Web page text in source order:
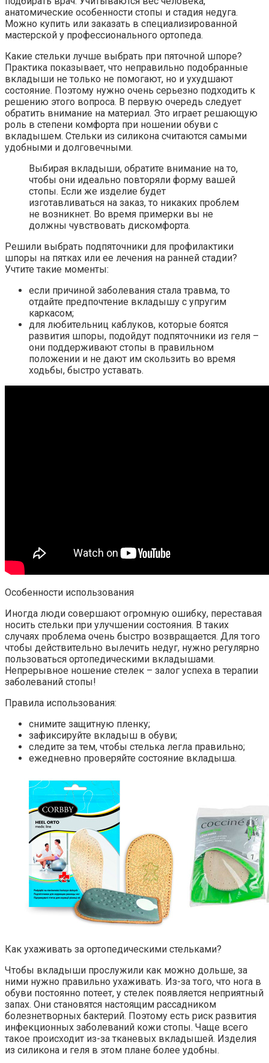
анатомические особенности стопы и стадия недуга.
Можно купить или заказать в специализированной
мастерской у профессионального ортопеда.
Какие стельки лучше выбрать при пяточной шпоре?
Практика показывает, что неправильно подобранные
вкладыши не только не помогают, но и ухудшают
состояние. Поэтому нужно очень серьезно подходить к
решению этого вопроса. В первую очередь следует
обратить внимание на материал. Это играет решающую
роль в степени комфорта при ношении обуви с
вкладышем. Стельки из силикона считаются самыми
удобными и долговечными.
Выбирая вкладыши, обратите внимание на то,
чтобы они идеально повторяли форму вашей
стопы. Если же изделие будет
изготавливаться на заказ, то никаких проблем
не возникнет. Во время примерки вы не
должны чувствовать дискомфорта.
Решили выбрать подпяточники для профилактики
шпоры на пятках или ее лечения на ранней стадии?
Учтите такие моменты:
если причиной заболевания стала травма, то
отдайте предпочтение вкладышу с упругим
каркасом;
для любительниц каблуков, которые боятся
развития шпоры, подойдут подпяточники из геля –
они поддерживают стопы в правильном
положении и не дают им скользить во время
ходьбы, быстро уставать.
Особенности использования
Иногда люди совершают огромную ошибку, переставая
носить стельки при улучшении состояния. В таких
случаях проблема очень быстро возвращается. Для того
чтобы действительно вылечить недуг, нужно регулярно
пользоваться ортопедическими вкладышами.
Непрерывное ношение стелек – залог успеха в терапии
заболеваний стопы!
Правила использования:
снимите защитную пленку;
зафиксируйте вкладыш в обуви;
следите за тем, чтобы стелька легла правильно;
ежедневно проверяйте состояние вкладыша.
Как ухаживать за ортопедическими стельками?
Чтобы вкладыши прослужили как можно дольше, за
ними нужно правильно ухаживать. Из-за того, что нога в
обуви постоянно потеет, у стелек появляется неприятный
запах. Они становятся настоящим рассадником
болезнетворных бактерий. Поэтому есть риск развития
инфекционных заболеваний кожи стопы. Чаще всего
такое происходит из-за тканевых вкладышей. Изделия
из силикона и геля в этом плане более удобны.